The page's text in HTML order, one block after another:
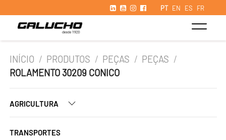
PT EN ES FR
INÍCIO / PRODUTOS / PEÇAS / PEÇAS /
ROLAMENTO 30209 CONICO
AGRICULTURA
TRANSPORTES